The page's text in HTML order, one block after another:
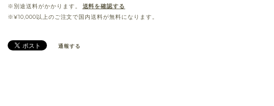
※別途送料がかかります。
送料を確認する
※¥10,000以上のご注文で国内送料が無料になります。
通報する